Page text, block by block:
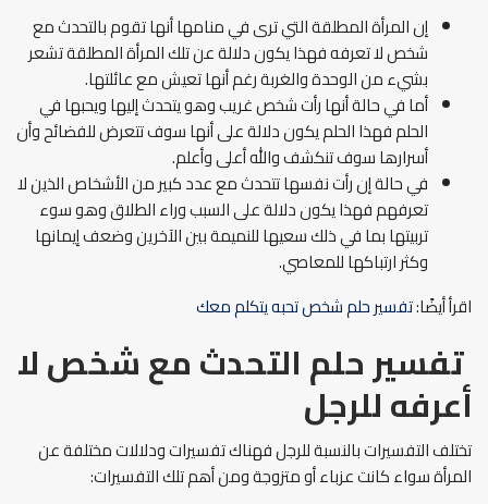
إن المرأة المطلقة التي ترى في منامها أنها تقوم بالتحدث مع
شخص لا تعرفه فهذا يكون دلالة عن تلك المرأة المطلقة تشعر
بشيء من الوحدة والغربة رغم أنها تعيش مع عائلتها.
أما في حالة أنها رأت شخص غريب وهو يتحدث إليها ويحبها في
الحلم فهذا الحلم يكون دلالة على أنها سوف تتعرض للفضائح وأن
أسرارها سوف تنكشف والله أعلى وأعلم.
في حالة إن رأت نفسها تتحدث مع عدد كبير من الأشخاص الذين لا
تعرفهم فهذا يكون دلالة على السبب وراء الطلاق وهو سوء
تربيتها بما في ذلك سعيها للنميمة بين الآخرين وضعف إيمانها
وكثر ارتباكها للمعاصي.
اقرأ أيضًا:تفسير حلم شخص تحبه يتكلم معك
تفسير حلم التحدث مع شخص لا
أعرفه للرجل
تختلف التفسيرات بالنسبة للرجل فهناك تفسيرات ودلالات مختلفة عن
المرأة سواء كانت عزباء أو متزوجة ومن أهم تلك التفسيرات: